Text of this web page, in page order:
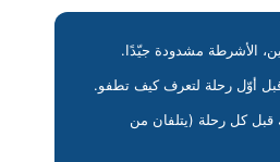
الأشرطة مشدودة جيّدًا.
أوّل رحلة لتعرف كيف تطفو.
كل رحلة (يتلفان من